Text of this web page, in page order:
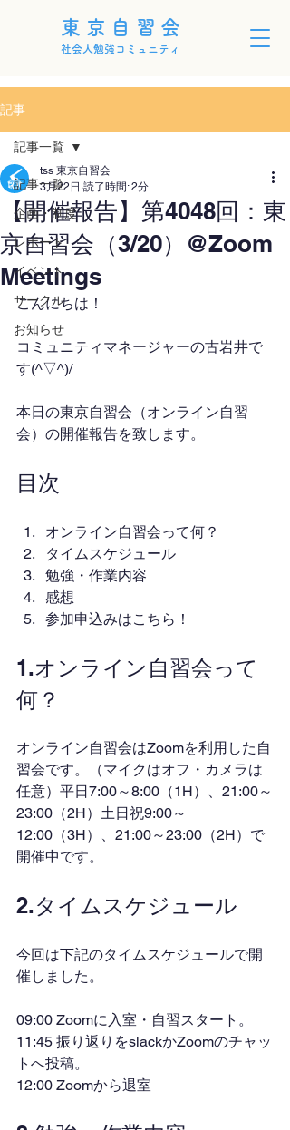
東京自習会
社会人勉強コミュニティ
記事
記事一覧
企画・制度
レポート
イベント
サークル
お知らせ
記事一覧
【開催報告】第4048回：東
京自習会（3/20）@Zoom
Meetings
tss 東京自習会
3月22日 読了時間: 2分
こんにちは！
コミュニティマネージャーの古岩井で
す(^▽^)/
本日の東京自習会（オンライン自習
会）の開催報告を致します。
目次
オンライン自習会って何？
タイムスケジュール
勉強・作業内容
感想
参加申込みはこちら！
1.オンライン自習会って
何？
オンライン自習会はZoomを利用した自
習会です。（マイクはオフ・カメラは
任意）平日7:00～8:00（1H）、21:00～
23:00（2H）土日祝9:00～
12:00（3H）、21:00～23:00（2H）で
開催中です。
2.タイムスケジュール
今回は下記のタイムスケジュールで開
催しました。
09:00 Zoomに入室・自習スタート。
11:45 振り返りをslackかZoomのチャッ
トへ投稿。
12:00 Zoomから退室